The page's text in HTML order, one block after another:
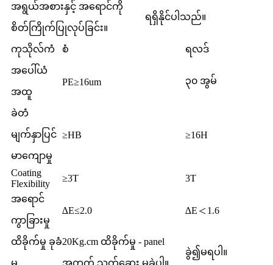
အရွယ်အစားနှင့် အရောင်ကို
စိတ်ကြိုက်ပြုလုပ်ခြင်း။
ရရှိနိုင်ပါသည်။
ကုသိုလ်ကံ စံ ရလဒ်
အပေါ်ယံ
အထူ
PE≥16um ၃၀ အွမ်
ခဲတံ
မျက်နှာပြင်
မာကျောမှု
≥HB ≥16H
Coating
Flexibility
≥3T
3T
အရောင်
ကွာခြားမှု
∆E≤2.0 ∆E＜1.6
ထိခိုက်မှု ခုခံ
မှု
20Kg.cm ထိခိုက်မှု - panel
အတွက် သုတ်ဆေး မခွဲပါ။
ခွဲ၍မရပါ။